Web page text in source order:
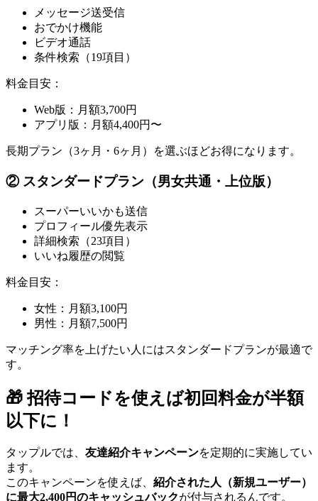
メッセージ送受信
おでかけ機能
ビデオ通話
条件検索（19項目）
料金目安：
Web版：月額3,700円
アプリ版：月額4,400円〜
長期プラン（3ヶ月・6ヶ月）を選ぶほどお得になります。
② スタンダードプラン（男女共通・上位版）
スーパーいいかも送信
プロフィール優先表示
詳細検索（23項目）
いいね履歴の閲覧
料金目安：
女性：月額3,100円
男性：月額7,500円
マッチング率を上げたい人にはスタンダードプランが最適で
す。
🎁 招待コードを使えば初回料金が半額
以下に！
タップルでは、 友達紹介キャンペーンを定期的に実施してい
ます。
このキャンペーンを使えば、 紹介された人（新規ユーザー）
に最大2,400円のキャッシュバックが付与されるんです。